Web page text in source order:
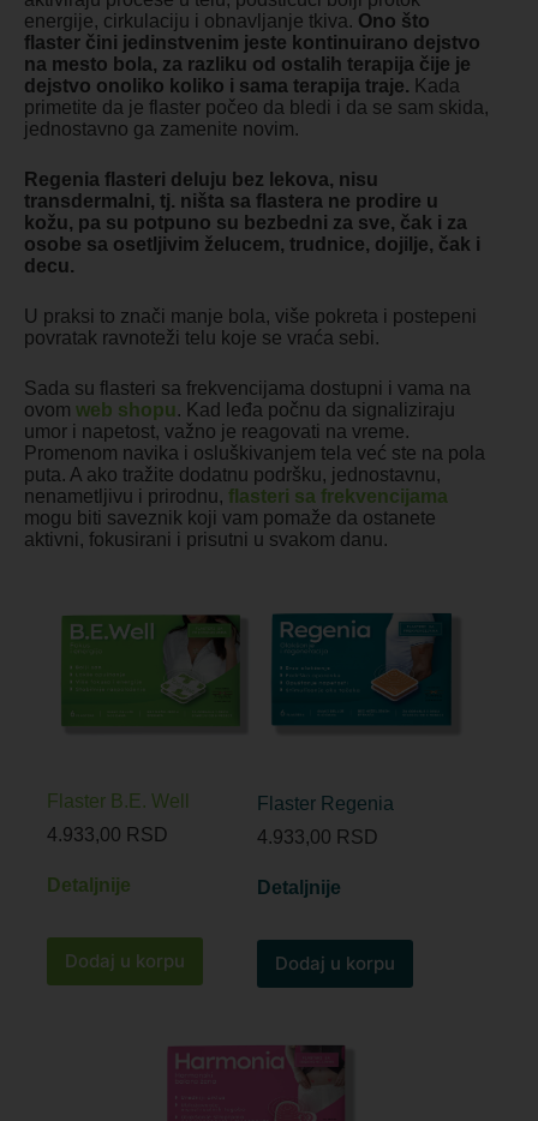
energije, cirkulaciju i obnavljanje tkiva. Ono što
flaster čini jedinstvenim jeste kontinuirano dejstvo
na mesto bola, za razliku od ostalih terapija čije je
dejstvo onoliko koliko i sama terapija traje. Kada
primetite da je flaster počeo da bledi i da se sam skida,
jednostavno ga zamenite novim.
Regenia flasteri deluju bez lekova, nisu
transdermalni, tj. ništa sa flastera ne prodire u
kožu, pa su potpuno su bezbedni za sve, čak i za
osobe sa osetljivim želucem, trudnice, dojilje, čak i
decu.
U praksi to znači manje bola, više pokreta i postepeni
povratak ravnoteži telu koje se vraća sebi.
Sada su flasteri sa frekvencijama dostupni i vama na
ovom web shopu. Kad leđa počnu da signaliziraju
umor i napetost, važno je reagovati na vreme.
Promenom navika i osluškivanjem tela već ste na pola
puta. A ako tražite dodatnu podršku, jednostavnu,
nenametljivu i prirodnu, flasteri sa frekvencijama
mogu biti saveznik koji vam pomaže da ostanete
aktivni, fokusirani i prisutni u svakom danu.
Flaster B.E. Well
4.933,00 RSD
Detaljnije
Dodaj u korpu
Flaster Regenia
4.933,00 RSD
Detaljnije
Dodaj u korpu